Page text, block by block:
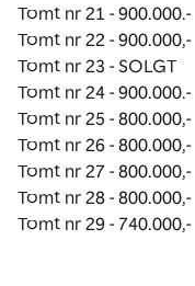
Tomt nr 21 - 900.000.-
Tomt nr 22 - 900.000,-
Tomt nr 23 - SOLGT
Tomt nr 24 - 900.000.-
Tomt nr 25 - 800.000,-
Tomt nr 26 - 800.000,-
Tomt nr 27 - 800.000,-
Tomt nr 28 - 800.000,-
Tomt nr 29 - 740.000,-